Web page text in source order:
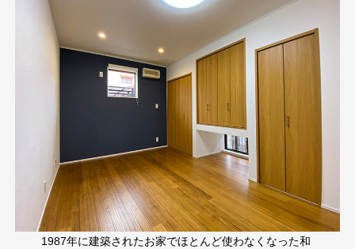
1987年に建築されたお家でほとんど使わなくなった和